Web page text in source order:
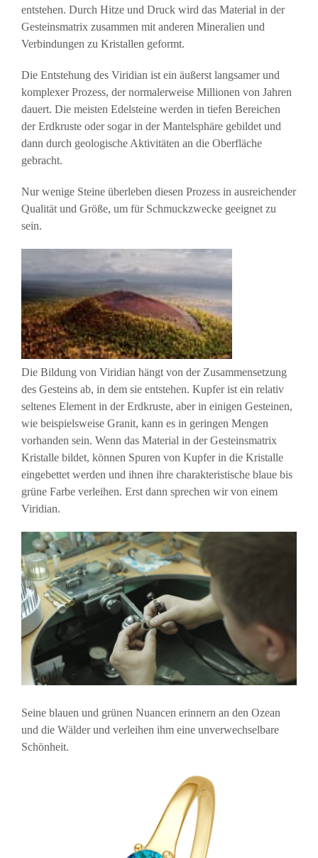
entstehen. Durch Hitze und Druck wird das Material in der
Gesteinsmatrix zusammen mit anderen Mineralien und
Verbindungen zu Kristallen geformt.
Die Entstehung des Viridian ist ein äußerst langsamer und
komplexer Prozess, der normalerweise Millionen von Jahren
dauert. Die meisten Edelsteine werden in tiefen Bereichen
der Erdkruste oder sogar in der Mantelsphäre gebildet und
dann durch geologische Aktivitäten an die Oberfläche
gebracht.
Nur wenige Steine überleben diesen Prozess in ausreichender
Qualität und Größe, um für Schmuckzwecke geeignet zu
sein.
Die Bildung von Viridian hängt von der Zusammensetzung
des Gesteins ab, in dem sie entstehen. Kupfer ist ein relativ
seltenes Element in der Erdkruste, aber in einigen Gesteinen,
wie beispielsweise Granit, kann es in geringen Mengen
vorhanden sein. Wenn das Material in der Gesteinsmatrix
Kristalle bildet, können Spuren von Kupfer in die Kristalle
eingebettet werden und ihnen ihre charakteristische blaue bis
grüne Farbe verleihen. Erst dann sprechen wir von einem
Viridian.
Seine blauen und grünen Nuancen erinnern an den Ozean
und die Wälder und verleihen ihm eine unverwechselbare
Schönheit.